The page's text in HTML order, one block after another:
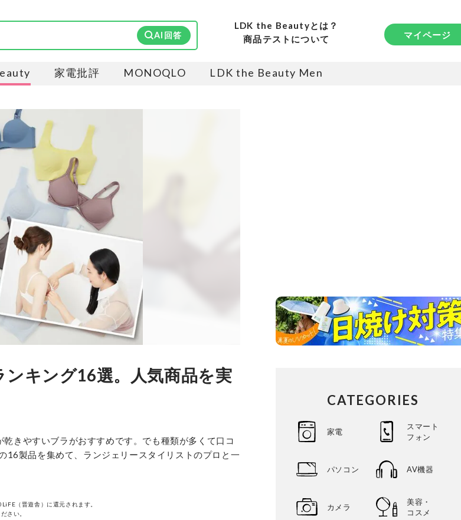
AI回答
LDK the Beautyとは？
商品テストについて
マイページ
家電批評 MONOQLO LDK the Beauty Men
ンキング16選。人気商品を実
きやすいブラがおすすめです。でも種類が多くて口コ
製品を集めて、ランジェリースタイリストのプロと一
（晋遊舎）に還元されます。
さい。
CATEGORIES
家電
スマート
フォン
パソコン AV機器
カメラ
美容・
コスメ